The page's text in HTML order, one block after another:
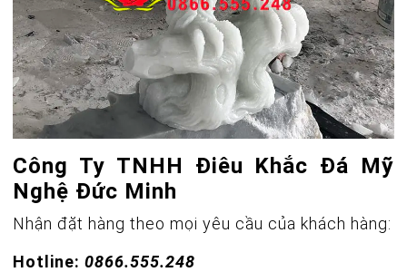
Công Ty TNHH Điêu Khắc Đá Mỹ
Nghệ Đức Minh
Nhận đặt hàng theo mọi yêu cầu của khách hàng:
Hotline: 0866.555.248